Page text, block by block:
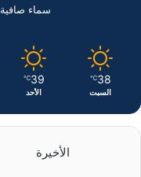
سماء صافية
38
℃
السبت
39
℃
الأحد
الأخيرة